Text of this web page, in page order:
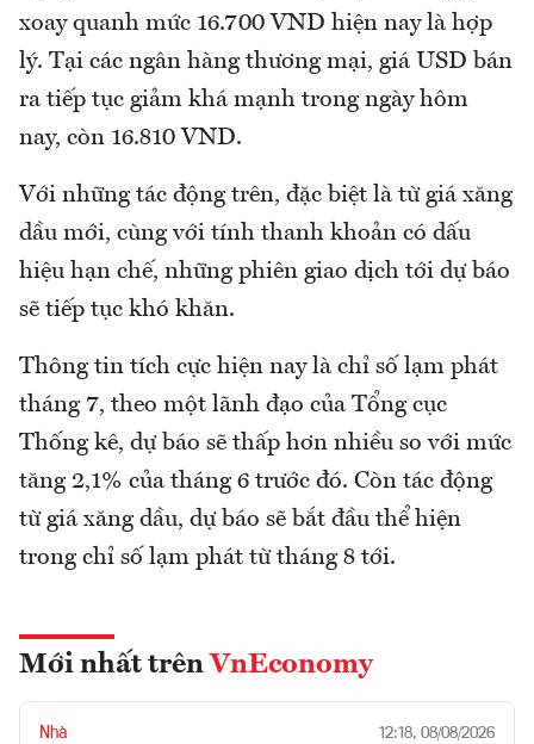
xoay quanh mức 16.700 VND hiện nay là hợp
lý. Tại các ngân hàng thương mại, giá USD bán
ra tiếp tục giảm khá mạnh trong ngày hôm
nay, còn 16.810 VND.
Với những tác động trên, đặc biệt là từ giá xăng
dầu mới, cùng với tính thanh khoản có dấu
hiệu hạn chế, những phiên giao dịch tới dự báo
sẽ tiếp tục khó khăn.
Thông tin tích cực hiện nay là chỉ số lạm phát
tháng 7, theo một lãnh đạo của Tổng cục
Thống kê, dự báo sẽ thấp hơn nhiều so với mức
tăng 2,1% của tháng 6 trước đó. Còn tác động
từ giá xăng dầu, dự báo sẽ bắt đầu thể hiện
trong chỉ số lạm phát từ tháng 8 tới.
Mới nhất trên VnEconomy
Nhà 12:18, 08/08/2026